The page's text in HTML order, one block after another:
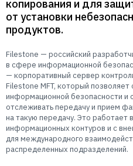
Пресс-центр
Новости
Мероприятия
Экспертиза
Пресс-кит
Пользователям
Техническая поддержка
копирования и для
от установки
продуктов.
Filestone — российский
в сфере информационной
— корпоративный сервер
Filestone MFT, который позволяет
информационной безопасности и
отслеживать передачу и прием
на такую передачу. Это работает
информационных контуров и с
для международного
распределенных подразделений.